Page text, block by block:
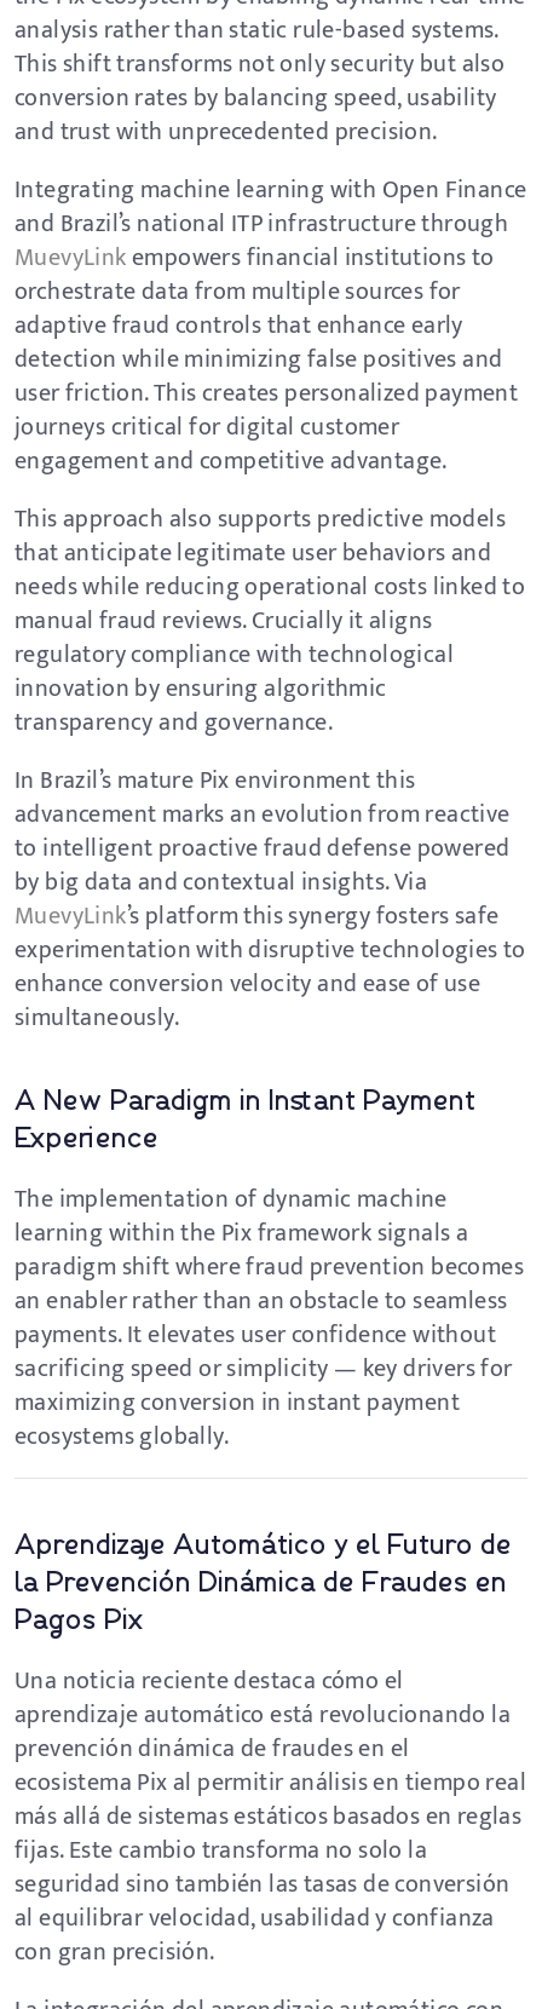
analysis rather than static rule-based systems.
This shift transforms not only security but also
conversion rates by balancing speed, usability
and trust with unprecedented precision.
Integrating machine learning with Open Finance
and Brazil’s national ITP infrastructure through
MuevyLinkempowers financial institutions to
orchestrate data from multiple sources for
adaptive fraud controls that enhance early
detection while minimizing false positives and
user friction. This creates personalized payment
journeys critical for digital customer
engagement and competitive advantage.
This approach also supports predictive models
that anticipate legitimate user behaviors and
needs while reducing operational costs linked to
manual fraud reviews. Crucially it aligns
regulatory compliance with technological
innovation by ensuring algorithmic
transparency and governance.
In Brazil’s mature Pix environment this
advancement marks an evolution from reactive
to intelligent proactive fraud defense powered
by big data and contextual insights. Via
MuevyLink’s platform this synergy fosters safe
experimentation with disruptive technologies to
enhance conversion velocity and ease of use
simultaneously.
A New Paradigm in Instant Payment
Experience
The implementation of dynamic machine
learning within the Pix framework signals a
paradigm shift where fraud prevention becomes
an enabler rather than an obstacle to seamless
payments. It elevates user confidence without
sacrificing speed or simplicity — key drivers for
maximizing conversion in instant payment
ecosystems globally.
Aprendizaje Automático y el Futuro de
la Prevención Dinámica de Fraudes en
Pagos Pix
Una noticia reciente destaca cómo el
aprendizaje automático está revolucionando la
prevención dinámica de fraudes en el
ecosistema Pix al permitir análisis en tiempo real
más allá de sistemas estáticos basados en reglas
fijas. Este cambio transforma no solo la
seguridad sino también las tasas de conversión
al equilibrar velocidad, usabilidad y confianza
con gran precisión.